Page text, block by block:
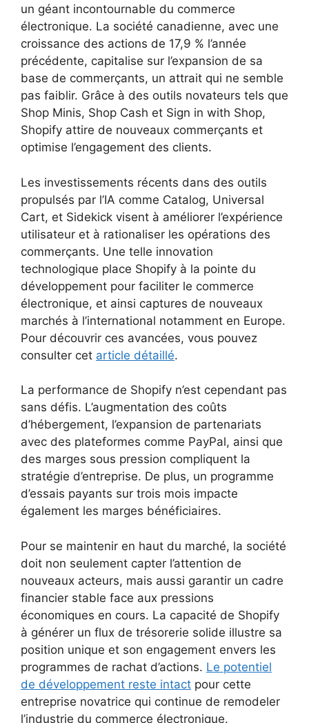
un géant incontournable du commerce
électronique. La société canadienne, avec une
croissance des actions de 17,9 % l’année
précédente, capitalise sur l’expansion de sa
base de commerçants, un attrait qui ne semble
pas faiblir. Grâce à des outils novateurs tels que
Shop Minis, Shop Cash et Sign in with Shop,
Shopify attire de nouveaux commerçants et
optimise l’engagement des clients.
Les investissements récents dans des outils
propulsés par l’IA comme Catalog, Universal
Cart, et Sidekick visent à améliorer l’expérience
utilisateur et à rationaliser les opérations des
commerçants. Une telle innovation
technologique place Shopify à la pointe du
développement pour faciliter le commerce
électronique, et ainsi captures de nouveaux
marchés à l’international notamment en Europe.
Pour découvrir ces avancées, vous pouvez
consulter cet article détaillé.
La performance de Shopify n’est cependant pas
sans défis. L’augmentation des coûts
d’hébergement, l’expansion de partenariats
avec des plateformes comme PayPal, ainsi que
des marges sous pression compliquent la
stratégie d’entreprise. De plus, un programme
d’essais payants sur trois mois impacte
également les marges bénéficiaires.
Pour se maintenir en haut du marché, la société
doit non seulement capter l’attention de
nouveaux acteurs, mais aussi garantir un cadre
financier stable face aux pressions
économiques en cours. La capacité de Shopify
à générer un flux de trésorerie solide illustre sa
position unique et son engagement envers les
programmes de rachat d’actions. Le potentiel
de développement reste intact pour cette
entreprise novatrice qui continue de remodeler
l’industrie du commerce électronique.